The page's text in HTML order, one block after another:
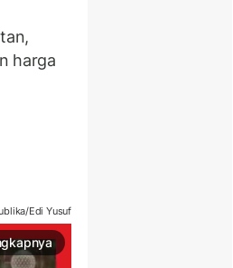
harga
Edi Yusuf